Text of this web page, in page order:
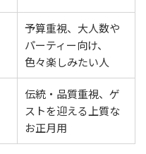
予算重視、大人数や
パーティー向け、
色々楽しみたい人
伝統・品質重視、ゲ
ストを迎える上質な
お正月用